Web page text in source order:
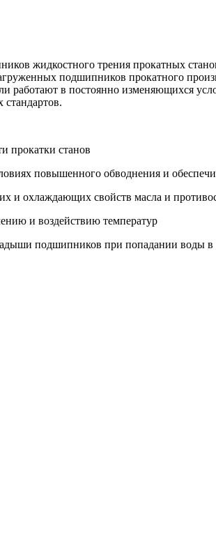
жидкостного трения прокатных
подшипников прокатного
в постоянно изменяющихся
прокатки станов
повышенного обводнения и
и охлаждающих свойств масла и
и воздействию температур
подшипников при попадании воды в